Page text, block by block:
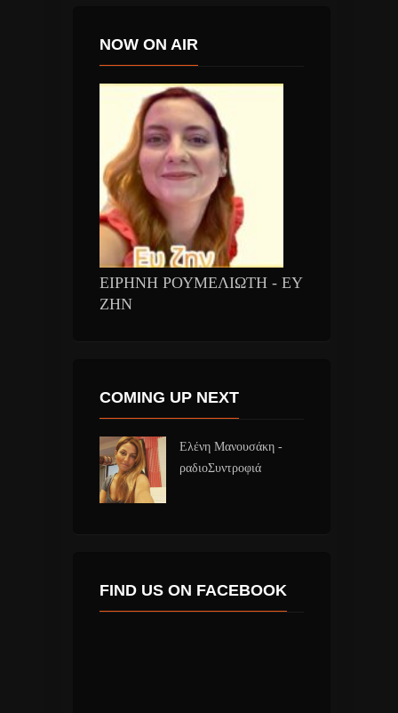
NOW ON AIR
ΕΙΡΗΝΗ ΡΟΥΜΕΛΙΩΤΗ - ΕΥ
ΖΗΝ
COMING UP NEXT
Ελένη Μανουσάκη -
ραδιοΣυντροφιά
FIND US ON FACEBOOK